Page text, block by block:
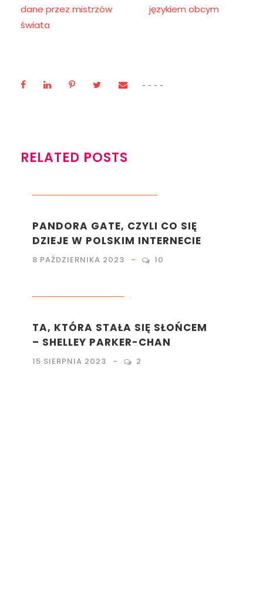
dane przez mistrzów
świata
językiem obcym
RELATED POSTS
PANDORA GATE, CZYLI CO SIĘ
DZIEJE W POLSKIM INTERNECIE
8 PAŹDZIERNIKA 2023 10
TA, KTÓRA STAŁA SIĘ SŁOŃCEM
– SHELLEY PARKER-CHAN
15 SIERPNIA 2023 2